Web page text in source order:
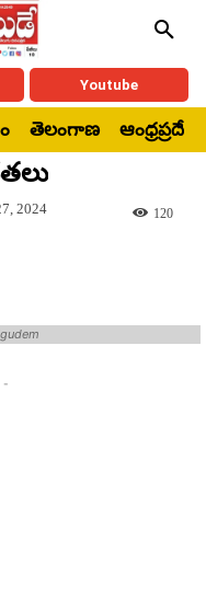
Youtube
తెలంగాణ ఆంధ్రప్రదేశ్
2024 120
-